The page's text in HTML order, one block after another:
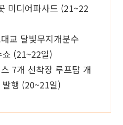
미디어파사드 (21~22
교 달빛무지개분수
쇼 (21~22일)
7개 선착장 루프탑 개
행 (20~21일)